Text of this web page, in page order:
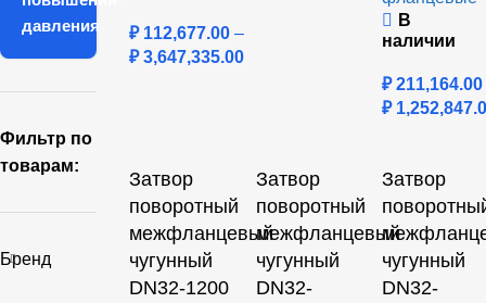
давления
Фильтр по
товарам:
Бренд
₽112,677.00 –
₽3,647,335.00
В
наличии
₽211,164.00
₽
Затвор
поворотный
межфланцевый
чугунный
DN32-1200
Затвор
поворотный
межфланцевый
чугунный
DN32-
Затвор
чугунный
DN32-